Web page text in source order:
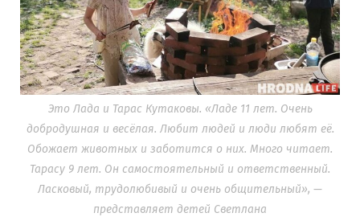
Это Лада и Тарас Кутаковы. «Ладе 11 лет. Очень
добродушная и весёлая. Любит людей и люди любят её.
Обожает животных и заботится о них. Много читает.
Тарасу 9 лет. Он самостоятельный и ответственный.
Ласковый, трудолюбивый и очень общительный», —
представляет детей Светлана